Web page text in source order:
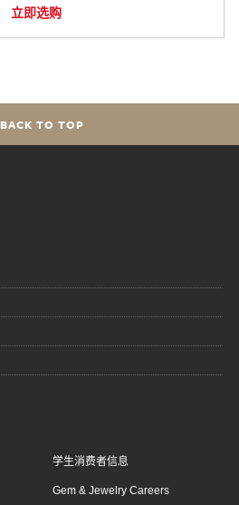
立即选购
BACK TO TOP
学生消费者信息
Gem & Jewelry Careers